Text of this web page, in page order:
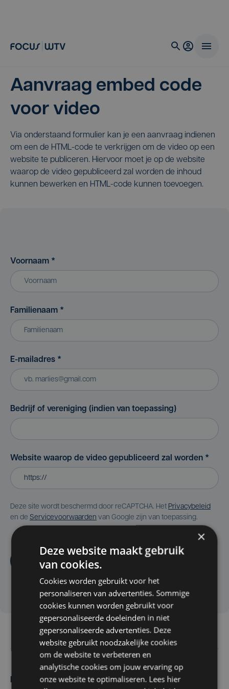
Aanvraag embed code
voor video
Via onderstaand formulier kan je een aanvraag indienen
om een de HTML-code te verkrijgen om de video op een
website te publiceren. Hiervoor moet je op de website
waarop de video gepubliceerd zal worden de inhoud
kunnen bewerken en HTML-code kunnen toevoegen.
Voornaam *
Familienaam *
E-mailadres *
Bedrijf of vereniging (indien van toepassing)
Website waarop de video gepubliceerd zal worden *
Deze site wordt beschermd door reCAPTCHA. Het Privacybeleid
en de Servicevoorwaarden van Google zijn van toepassing.
Aanvragen
Maak zelf het nieuws
×
Deze website maakt gebruik
van cookies.
Cookies worden gebruikt voor het
personaliseren van advertenties. Sommige
cookies kunnen worden gebruikt voor
gepersonaliseerde doeleinden in niet
gepersonaliseerde advertenties. Deze
website gebruikt noodzakelijke cookies
om de website te verbeteren en
analytische cookies om jouw ervaring op
onze website te optimaliseren. Lees hier